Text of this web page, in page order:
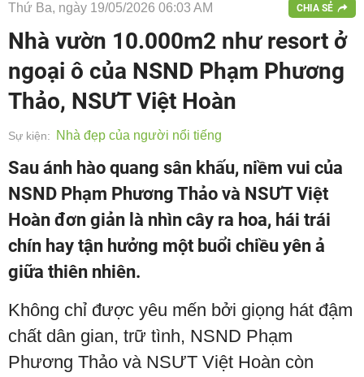
Thứ Ba, ngày 19/05/2026 06:03 AM CHIA SẺ
Nhà vườn 10.000m2 như resort ở
ngoại ô của NSND Phạm Phương
Thảo, NSƯT Việt Hoàn
Sự kiện: Nhà đẹp của người nổi tiếng
Sau ánh hào quang sân khấu, niềm vui của
NSND Phạm Phương Thảo và NSƯT Việt
Hoàn đơn giản là nhìn cây ra hoa, hái trái
chín hay tận hưởng một buổi chiều yên ả
giữa thiên nhiên.
Không chỉ được yêu mến bởi giọng hát đậm
chất dân gian, trữ tình, NSND Phạm
Phương Thảo và NSƯT Việt Hoàn còn